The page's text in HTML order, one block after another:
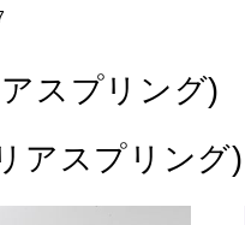
スプリング)
アスプリング)